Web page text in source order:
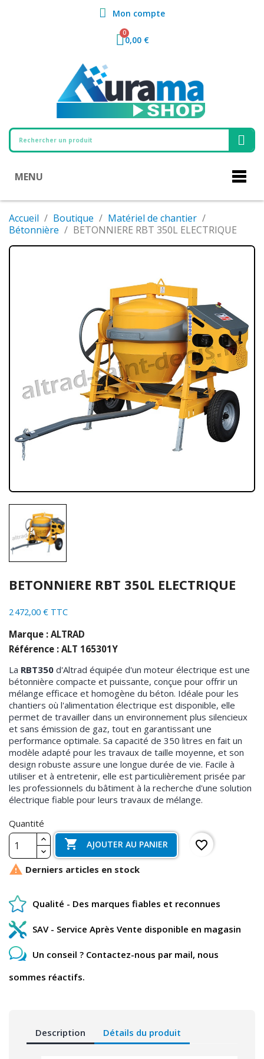
Mon compte
0,00 €
MENU
Accueil Boutique
Matériel de chantier
Bétonnière
BETONNIERE RBT 350L ELECTRIQUE
BETONNIERE RBT 350L ELECTRIQUE
2 472,00 € TTC
Marque : ALTRAD
Référence : ALT 165301Y
La RBT350 d'Altrad équipée d'un moteur électrique est une
bétonnière compacte et puissante, conçue pour offrir un
mélange efficace et homogène du béton. Idéale pour les
chantiers où l'alimentation électrique est disponible, elle
permet de travailler dans un environnement plus silencieux
et sans émission de gaz, tout en garantissant une
performance optimale. Sa capacité de 350 litres en fait un
modèle adapté pour les travaux de taille moyenne, et son
design robuste assure une longue durée de vie. Facile à
utiliser et à entretenir, elle est particulièrement prisée par
les professionnels du bâtiment à la recherche d'une solution
électrique fiable pour leurs travaux de mélange.
Quantité
 AJOUTER AU PANIER
favorite_border
 Derniers articles en stock
Qualité - Des marques fiables et reconnues
SAV - Service Après Vente disponible en magasin
Un conseil ? Contactez-nous par mail, nous
sommes réactifs.
Description Détails du produit